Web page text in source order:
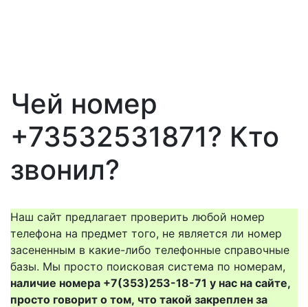
Чей номер
+73532531871? Кто
звонил?
Наш сайт предлагает проверить любой номер
телефона на предмет того, не является ли номер
засененным в какие-либо телефонные справочные
базы. Мы просто поисковая система по номерам,
наличие номера +7(353)253-18-71 у нас на сайте,
просто говорит о том, что такой закреплен за